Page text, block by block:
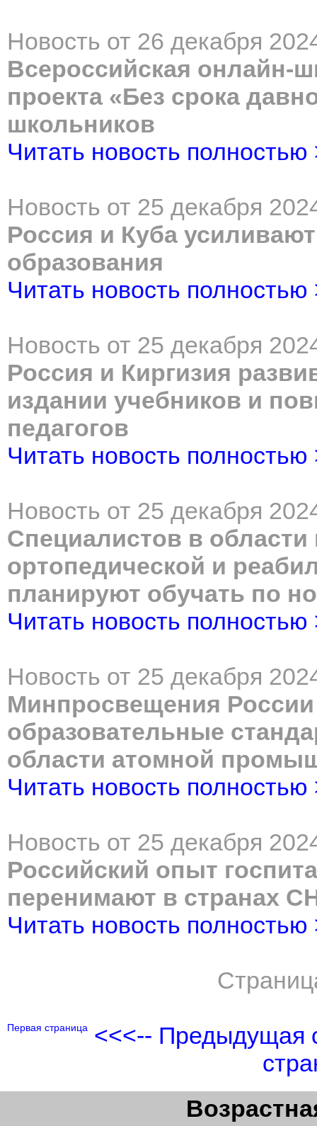
Новость от 26 декабря
Всероссийская онлайн-
проекта «Без срока
школьников
Читать новость полностью
Новость от 25 декабря
Россия и Куба
образования
Читать новость полностью
Новость от 25 декабря
Россия и Киргизия
издании учебников и
педагогов
Читать новость полностью
Новость от 25 декабря
Специалистов в области
ортопедической и
планируют обучать по
Читать новость полностью
Новость от 25 декабря
Минпросвещения
образовательные
области атомной
Читать новость полностью
Новость от 25 декабря
Российский опыт
перенимают в странах
Читать новость полностью
Первая страница
<<<-- Предыдущая